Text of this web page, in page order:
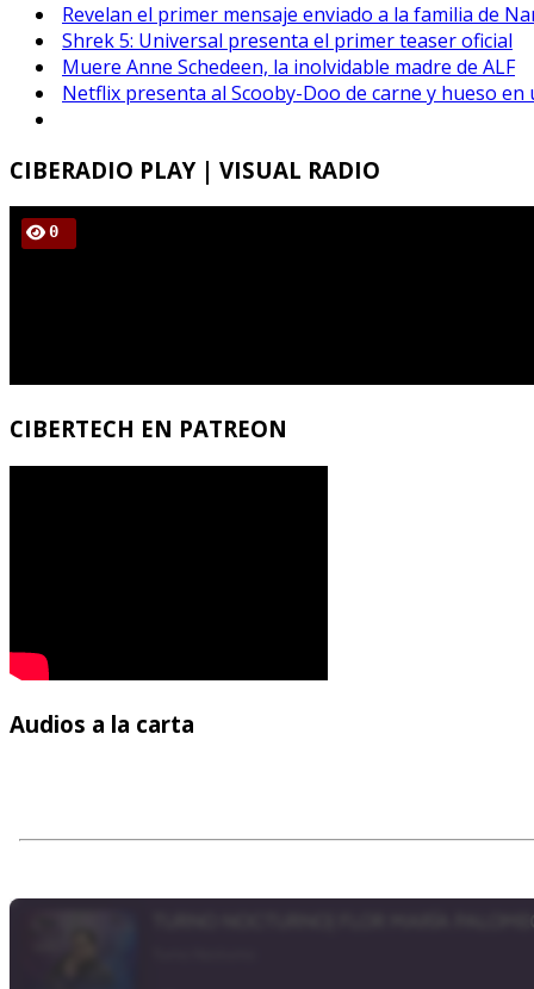
Revelan el primer mensaje enviado a la familia de
Shrek 5: Universal presenta el primer teaser oficial
Muere Anne Schedeen, la inolvidable madre de ALF
Netflix presenta al Scooby-Doo de carne y hueso en
CIBERADIO PLAY | VISUAL RADIO
CIBERTECH EN PATREON
Audios a la carta